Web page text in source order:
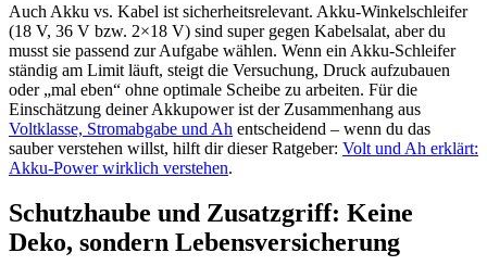
Auch Akku vs. Kabel ist sicherheitsrelevant. Akku-Winkelschleifer
(18 V, 36 V bzw. 2×18 V) sind super gegen Kabelsalat, aber du
musst sie passend zur Aufgabe wählen. Wenn ein Akku-Schleifer
ständig am Limit läuft, steigt die Versuchung, Druck aufzubauen
oder „mal eben“ ohne optimale Scheibe zu arbeiten. Für die
Einschätzung deiner Akkupower ist der Zusammenhang aus
Voltklasse, Stromabgabe und Ah entscheidend – wenn du das
sauber verstehen willst, hilft dir dieser Ratgeber: Volt und Ah erklärt:
Akku-Power wirklich verstehen.
Schutzhaube und Zusatzgriff: Keine
Deko, sondern Lebensversicherung